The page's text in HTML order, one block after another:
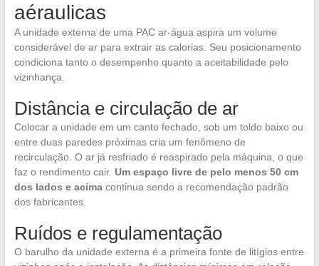
aéraulicas
A unidade externa de uma PAC ar-água aspira um volume
considerável de ar para extrair as calorias. Seu posicionamento
condiciona tanto o desempenho quanto a aceitabilidade pelo
vizinhança.
Distância e circulação de ar
Colocar a unidade em um canto fechado, sob um toldo baixo ou
entre duas paredes próximas cria um fenômeno de
recirculação. O ar já resfriado é reaspirado pela máquina, o que
faz o rendimento cair. Um espaço livre de pelo menos 50 cm
dos lados e acimacontinua sendo a recomendação padrão
dos fabricantes.
Ruídos e regulamentação
O barulho da unidade externa é a primeira fonte de litígios entre